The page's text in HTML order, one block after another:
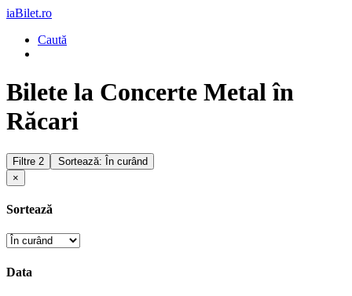
iaBilet.ro
Caută
Bilete la Concerte Metal în
Răcari
Filtre 2
Sortează: În curând
×
Sortează
Data